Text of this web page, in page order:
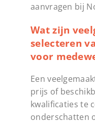
aanvragen bij
Wat zijn
selecteren
voor
Een
prijs of
kwalificaties te
onderschatten